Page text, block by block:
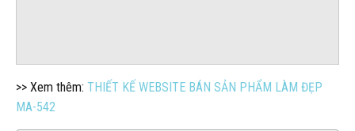
>> Xem thêm: THIẾT KẾ WEBSITE BÁN SẢN PHẨM LÀM ĐẸP
MA-542